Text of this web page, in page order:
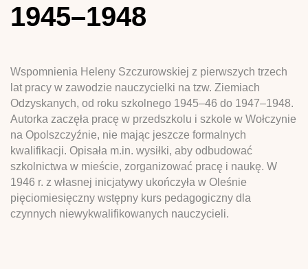
1945–1948
Wspomnienia Heleny Szczurowskiej z pierwszych trzech
lat pracy w zawodzie nauczycielki na tzw. Ziemiach
Odzyskanych, od roku szkolnego 1945–46 do 1947–1948.
Autorka zaczęła pracę w przedszkolu i szkole w Wołczynie
na Opolszczyźnie, nie mając jeszcze formalnych
kwalifikacji. Opisała m.in. wysiłki, aby odbudować
szkolnictwa w mieście, zorganizować pracę i naukę. W
1946 r. z własnej inicjatywy ukończyła w Oleśnie
pięciomiesięczny wstępny kurs pedagogiczny dla
czynnych niewykwalifikowanych nauczycieli.